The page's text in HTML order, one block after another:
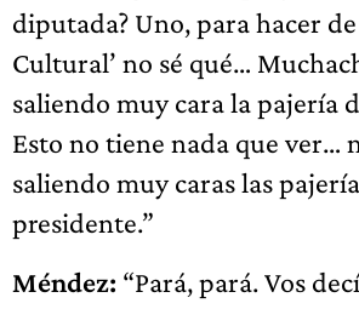
diputada? Uno, para hacer
Cultural’ no sé qué…
saliendo muy cara la pajería
Esto no tiene nada que ver…
saliendo muy caras las
presidente.”
Méndez: “Pará, pará. Vos